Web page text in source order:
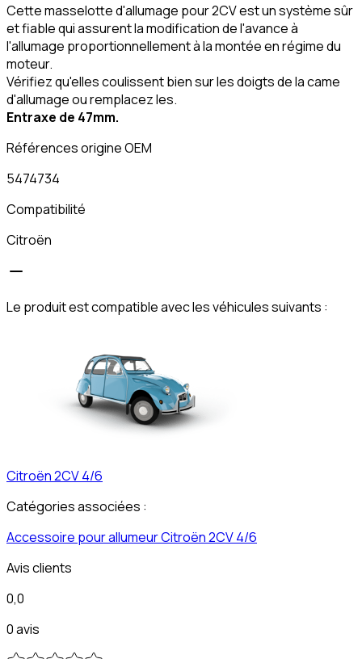
Cette masselotte d'allumage pour 2CV est un système sûr
et fiable qui assurent la modification de l'avance à
l'allumage proportionnellement à la montée en régime du
moteur.
Vérifiez qu'elles coulissent bien sur les doigts de la came
d'allumage ou remplacez les.
Entraxe de 47mm.
Références origine OEM
5474734
Compatibilité
Citroën
Le produit est compatible avec les véhicules suivants :
Citroën2CV 4/6
Catégories associées :
Accessoire pour allumeurCitroën2CV 4/6
Avis clients
0,0
0 avis